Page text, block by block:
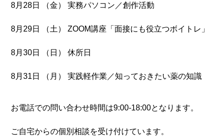
8月28日 （金） 実務パソコン／創作活動
8月29日 （土） ZOOM講座「面接にも役立つボイトレ」
8月30日 （日） 休所日
8月31日 （月） 実践軽作業／知っておきたい薬の知識
お電話での問い合わせ時間は9:00-18:00となります。
ご自宅からの個別相談を受け付けています。